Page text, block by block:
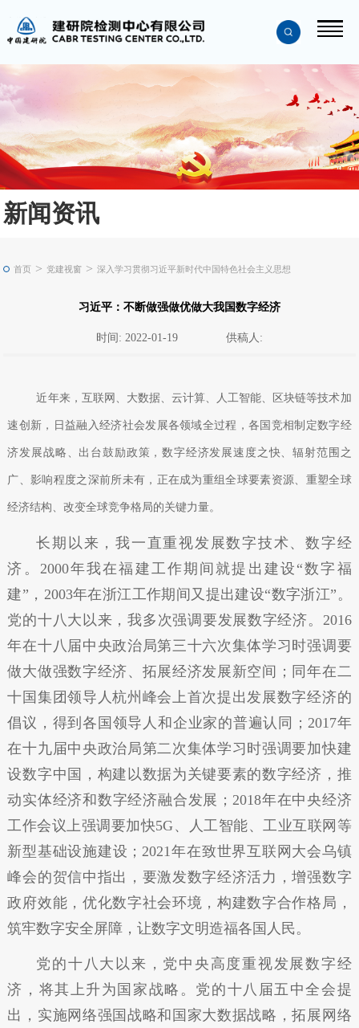
新闻资讯
首页 > 党建视窗 > 深入学习贯彻习近平新时代中国特色社会主义思想
习近平：不断做强做优做大我国数字经济
时间: 2022-01-19 供稿人:
近年来，互联网、大数据、云计算、人工智能、区块链等技术加
速创新，日益融入经济社会发展各领域全过程，各国竞相制定数字经
济发展战略、出台鼓励政策，数字经济发展速度之快、辐射范围之
广、影响程度之深前所未有，正在成为重组全球要素资源、重塑全球
经济结构、改变全球竞争格局的关键力量。
长期以来，我一直重视发展数字技术、数字经
济。2000年我在福建工作期间就提出建设“数字福
建”，2003年在浙江工作期间又提出建设“数字浙江”。
党的十八大以来，我多次强调要发展数字经济。2016
年在十八届中央政治局第三十六次集体学习时强调要
做大做强数字经济、拓展经济发展新空间；同年在二
十国集团领导人杭州峰会上首次提出发展数字经济的
倡议，得到各国领导人和企业家的普遍认同；2017年
在十九届中央政治局第二次集体学习时强调要加快建
设数字中国，构建以数据为关键要素的数字经济，推
动实体经济和数字经济融合发展；2018年在中央经济
工作会议上强调要加快5G、人工智能、工业互联网等
新型基础设施建设；2021年在致世界互联网大会乌镇
峰会的贺信中指出，要激发数字经济活力，增强数字
政府效能，优化数字社会环境，构建数字合作格局，
筑牢数字安全屏障，让数字文明造福各国人民。
党的十八大以来，党中央高度重视发展数字经
济，将其上升为国家战略。党的十八届五中全会提
出，实施网络强国战略和国家大数据战略，拓展网络